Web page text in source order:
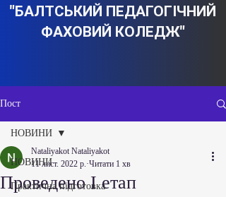
"БАЛТСЬКИЙ ПЕДАГОГІЧНИЙ
ФАХОВИЙ КОЛЕДЖ"
Пост
НОВИНИ
Практична підготовка
НОВИНИ
Проведено І етап
Nataliyakot Nataliyakot
11 лист. 2022 р. Читати 1 хв